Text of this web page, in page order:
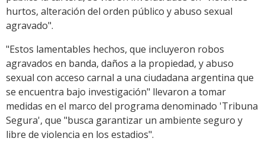
hurtos, alteración del orden público y abuso sexual
agravado".
"Estos lamentables hechos, que incluyeron robos
agravados en banda, daños a la propiedad, y abuso
sexual con acceso carnal a una ciudadana argentina que
se encuentra bajo investigación" llevaron a tomar
medidas en el marco del programa denominado 'Tribuna
Segura', que "busca garantizar un ambiente seguro y
libre de violencia en los estadios".